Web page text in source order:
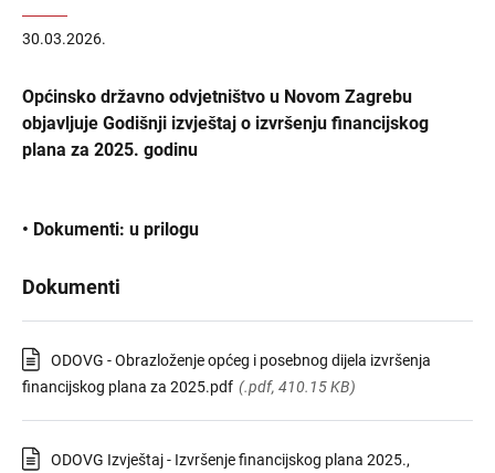
30.03.2026.
Općinsko državno odvjetništvo u Novom Zagrebu
objavljuje Godišnji izvještaj o izvršenju financijskog
plana za 2025. godinu
• Dokumenti: u prilogu
Dokumenti
ODOVG - Obrazloženje općeg i posebnog dijela izvršenja
financijskog plana za 2025.pdf (.pdf, 410.15 KB)
ODOVG Izvještaj - Izvršenje financijskog plana 2025.,